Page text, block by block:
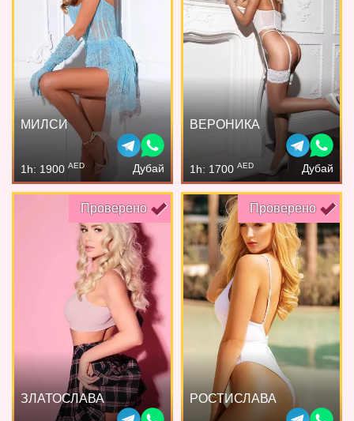
МИЛСИ
1h: 1900 AED Дубай
ВЕРОНИКА
1h: 1700 AED Дубай
Проверено
ЗЛАТОСЛАВА
Проверено
РОСТИСЛАВА